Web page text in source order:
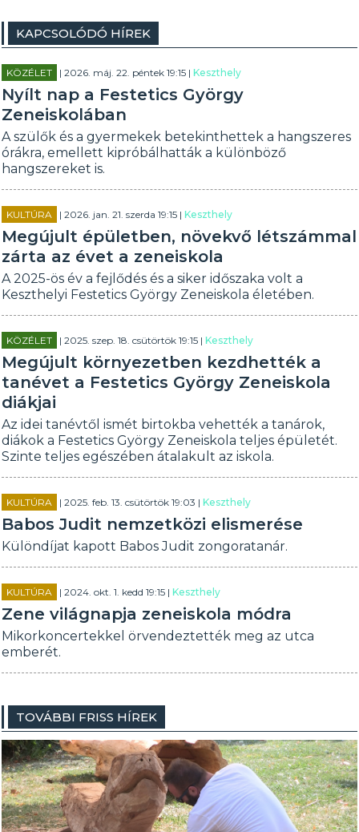
KAPCSOLÓDÓ HÍREK
KÖZÉLET | 2026. máj. 22. péntek 19:15 |Keszthely
Nyílt nap a Festetics György
Zeneiskolában
A szülők és a gyermekek betekinthettek a hangszeres
órákra, emellett kipróbálhatták a különböző
hangszereket is.
KULTÚRA | 2026. jan. 21. szerda 19:15 |Keszthely
Megújult épületben, növekvő létszámmal
zárta az évet a zeneiskola
A 2025-ös év a fejlődés és a siker időszaka volt a
Keszthelyi Festetics György Zeneiskola életében.
KÖZÉLET | 2025. szep. 18. csütörtök 19:15 |Keszthely
Megújult környezetben kezdhették a
tanévet a Festetics György Zeneiskola
diákjai
Az idei tanévtől ismét birtokba vehették a tanárok,
diákok a Festetics György Zeneiskola teljes épületét.
Szinte teljes egészében átalakult az iskola.
KULTÚRA | 2025. feb. 13. csütörtök 19:03 |Keszthely
Babos Judit nemzetközi elismerése
Különdíjat kapott Babos Judit zongoratanár.
KULTÚRA | 2024. okt. 1. kedd 19:15 |Keszthely
Zene világnapja zeneiskola módra
Mikorkoncertekkel örvendeztették meg az utca
emberét.
TOVÁBBI FRISS HÍREK